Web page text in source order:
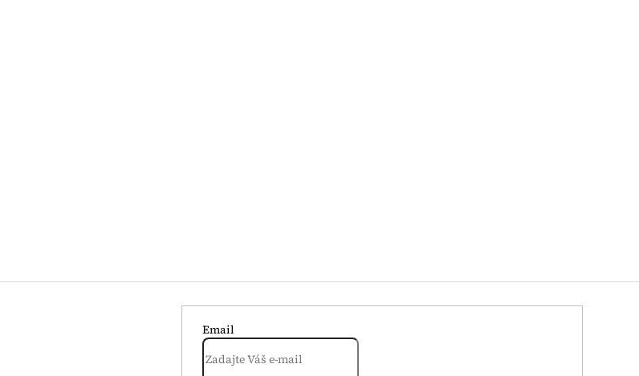
Email